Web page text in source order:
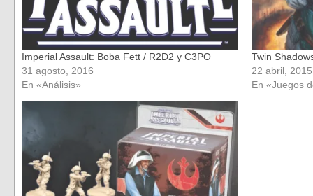
Imperial Assault: Boba Fett / R2D2 y C3PO
31 agosto, 2016
En «Análisis»
Twin
22 abril, 2015
En «Juegos